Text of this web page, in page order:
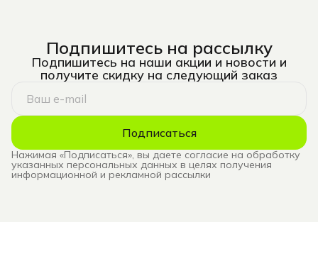
Подпишитесь на рассылку
Подпишитесь на наши акции и новости и
получите скидку на следующий заказ
Подписаться
Нажимая «Подписаться», вы даете согласие на обработку
указанных персональных данных в целях получения
информационной и рекламной рассылки